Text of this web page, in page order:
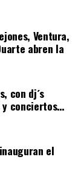
Ventura,
abren la
con dj´s
y conciertos…
el